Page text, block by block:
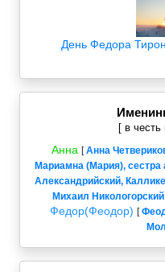
День Федора
[ в честь
Анна [Анна
Мариамна (Мария), сестра
Александрийский,
Михаил Никологорский
Федор(Феодор) [